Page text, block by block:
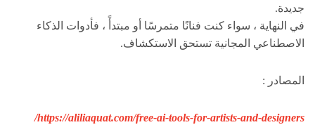
جديدة.
في النهاية ، سواء كنت فنانًا متمرسًا أو مبتدأً ، فأدوات الذكاء
الاصطناعي المجانية تستحق الاستكشاف.
المصادر :
https://aliliaquat.com/free-ai-tools-for-artists-and-designers/